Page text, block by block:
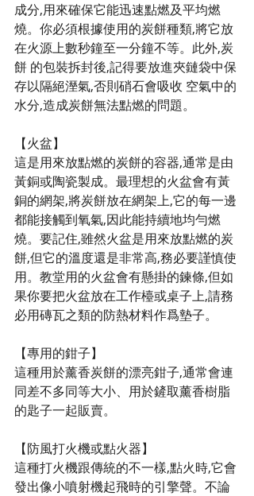
成分,用來確保它能迅速點燃及平均燃
燒。你必須根據使用的炭餅種類,將它放
在火源上數秒鐘至一分鐘不等。此外,炭
餅 的包裝拆封後,記得要放進夾鏈袋中保
存以隔絕溼氣,否則硝石會吸收 空氣中的
水分,造成炭餅無法點燃的問題。
【火盆】
這是用來放點燃的炭餅的容器,通常是由
黃銅或陶瓷製成。最理想的火盆會有黃
銅的網架,將炭餅放在網架上,它的每一邊
都能接觸到氧氣,因此能持續地均勻燃
燒。要記住,雖然火盆是用來放點燃的炭
餅,但它的溫度還是非常高,務必要謹慎使
用。教堂用的火盆會有懸掛的鍊條,但如
果你要把火盆放在工作檯或桌子上,請務
必用磚瓦之類的防熱材料作爲墊子。
【專用的鉗子】
這種用於薰香炭餅的漂亮鉗子,通常會連
同差不多同等大小、用於鏟取薰香樹脂
的匙子一起販賣。
【防風打火機或點火器】
這種打火機跟傳統的不一樣,點火時,它會
發出像小噴射機起飛時的引擎聲。不論